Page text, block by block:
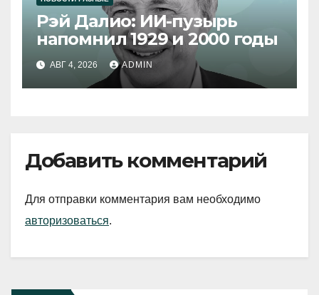
Рэй Далио: ИИ-пузырь
напомнил 1929 и 2000 годы
АВГ 4, 2026 ADMIN
Добавить комментарий
Для отправки комментария вам необходимо
авторизоваться.